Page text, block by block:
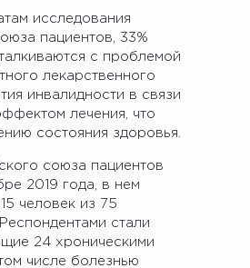
исследования
пациентов, 33%
с проблемой
лекарственного
инвалидности в связи
лечения, что
состояния здоровья.
союза пациентов
2019 года, в нем
человек из 75
стали
24 хроническими
числе болезнью